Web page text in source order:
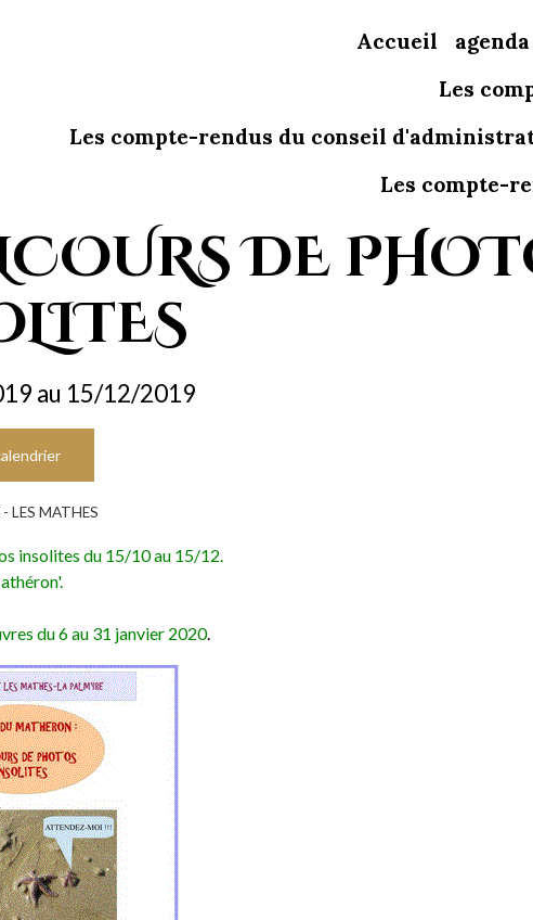
Accueil agenda
Les
Les compte-rendus du conseil
Les compte-
DE
au 15/12/2019
LES MATHES
insolites du 15/10 au 15/12.
du 6 au 31 janvier 2020.